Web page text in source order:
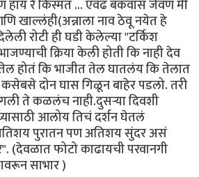
हाय रे किस्मत ... एवढं बकवास जेवण मी
खाल्लंही(अन्नाला नाव ठेवू नयेत हे
रोटी ही घडी केलेल्या "टर्किश
क्रिया केली होती कि नाही देव
होतं कि भाजीत तेल घातलंय कि तेलात
दोन घास गिळून बाहेर पडलो. तरी
ते कळलंच नाही.दुसऱ्या दिवशी
आलोय तिचं दर्शन घेतलं
अतिशय पुरातन पण अतिशय सुंदर असं
(देवळात फोटो काढायची परवानगी
साभार )